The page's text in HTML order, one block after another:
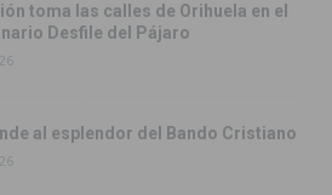
toma las calles de Orihuela en el
Desfile del Pájaro
al esplendor del Bando Cristiano